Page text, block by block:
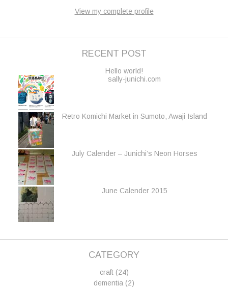
View my complete profile
RECENT POST
Hello world!
sally-junichi.com
Retro Komichi Market in Sumoto, Awaji Island
July Calender – Junichi’s Neon Horses
June Calender 2015
CATEGORY
craft(24)
dementia (2)